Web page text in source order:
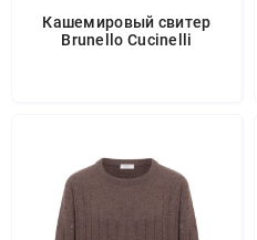
Кашемировый свитер
Brunello Cucinelli